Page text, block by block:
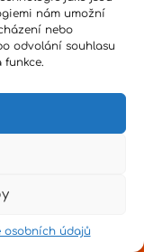
nám umožní
nebo
odvolání souhlasu
osobních údajů